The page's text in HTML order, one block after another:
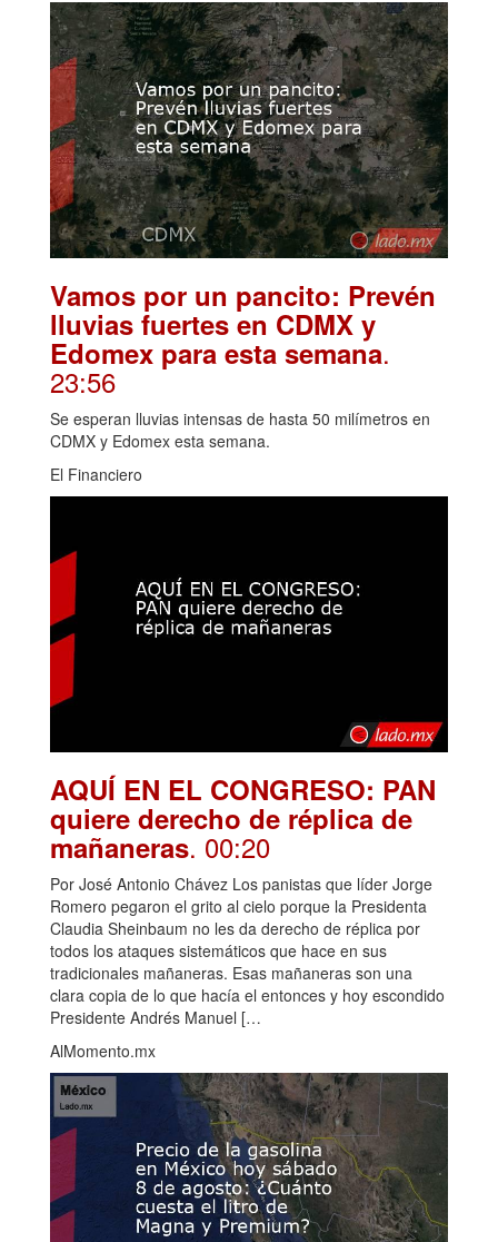
Vamos por un pancito: Prevén
lluvias fuertes en CDMX y
Edomex para esta semana.
23:56
Se esperan lluvias intensas de hasta 50 milímetros en
CDMX y Edomex esta semana.
El Financiero
AQUÍ EN EL CONGRESO: PAN
quiere derecho de réplica de
mañaneras. 00:20
Por José Antonio Chávez Los panistas que líder Jorge
Romero pegaron el grito al cielo porque la Presidenta
Claudia Sheinbaum no les da derecho de réplica por
todos los ataques sistemáticos que hace en sus
tradicionales mañaneras. Esas mañaneras son una
clara copia de lo que hacía el entonces y hoy escondido
Presidente Andrés Manuel […
AlMomento.mx